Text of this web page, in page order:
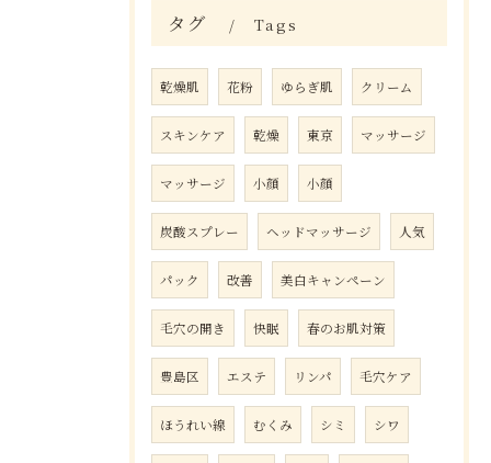
タグ Tags
乾燥肌 花粉 ゆらぎ肌 クリーム
スキンケア 乾燥 東京 マッサージ
マッサージ 小顔 小顔
炭酸スプレー ヘッドマッサージ 人気
パック 改善 美白キャンペーン
毛穴の開き 快眠 春のお肌対策
豊島区 エステ リンパ 毛穴ケア
ほうれい線 むくみ シミ シワ